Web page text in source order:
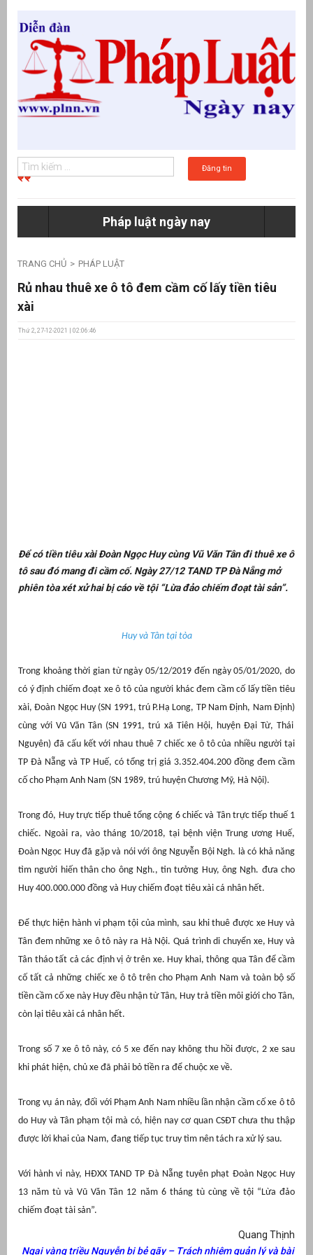
Đăng tin
Pháp luật ngày nay
TRANG CHỦ PHÁP LUẬT
Rủ nhau thuê xe ô tô đem cầm cố lấy tiền tiêu
xài
Thứ 2, 27-12-2021 | 02:06:46
Để có tiền tiêu xài Đoàn Ngọc Huy cùng Vũ Văn Tân đi thuê xe ô
tô sau đó mang đi cầm cố. Ngày 27/12 TAND TP Đà Nẵng mở
phiên tòa xét xử hai bị cáo về tội “Lừa đảo chiếm đoạt tài sản”.
Huy và Tân tại tòa
Trong khoảng thời gian từ ngày 05/12/2019 đến ngày 05/01/2020, do
có ý định chiếm đoạt xe ô tô của người khác đem cầm cố lấy tiền tiêu
xài,Đoàn Ngọc Huy (SN 1991, trú P.Hạ Long, TP Nam Định, Nam Định)
cùng với Vũ Văn Tân (SN 1991, trú xã Tiên Hội, huyện Đại Từ, Thái
Nguyên) đã cấu kết với nhau thuê 7 chiếc xe ô tô của nhiều người tại
TP Đà Nẵng và TP Huế, có tổng trị giá 3.352.404.200 đồng đem cầm
cố cho Phạm Anh Nam (SN 1989, trú huyện Chương Mỹ, Hà Nội).
Trong đó, Huy trực tiếp thuê tổng cộng 6 chiếc và Tân trực tiếp thuế 1
chiếc. Ngoài ra, vào tháng 10/2018, tại bệnh viện Trung ương Huế,
Đoàn Ngọc Huy đã gặp và nói với ông Nguyễn Bội Ngh. là có khả năng
tìm người hiến thân cho ông Ngh., tin tưởng Huy, ông Ngh. đưa cho
Huy 400.000.000 đồng và Huy chiếm đoạt tiêu xài cá nhân hết.
Để thực hiện hành vi phạm tội của mình, sau khi thuê được xe Huy và
Tân đem những xe ô tô này ra Hà Nội. Quá trình di chuyển xe, Huy và
Tân tháo tất cả các định vị ở trên xe. Huy khai, thông qua Tân để cầm
cố tất cả những chiếc xe ô tô trên cho Phạm Anh Nam và toàn bộ số
tiền cầm cố xe này Huy đều nhận từ Tân, Huy trả tiền môi giới cho Tân,
còn lại tiêu xài cá nhân hết.
Trong số 7 xe ô tô này, có 5 xe đến nay không thu hồi được, 2 xe sau
khi phát hiện, chủ xe đã phải bỏ tiền ra để chuộc xe về.
Trong vụ án này, đối với Phạm Anh Nam nhiều lần nhận cầm cố xe ô tô
do Huy và Tân phạm tội mà có, hiện nay cơ quan CSĐT chưa thu thập
được lời khai của Nam, đang tiếp tục truy tìm nên tách ra xử lý sau.
Với hành vi này, HĐXX TAND TP Đà Nẵng tuyên phạt Đoàn Ngọc Huy
13 năm tù vàVũ Văn Tân 12 năm 6 tháng tù cùng về tội “Lừa đảo
chiếm đoạt tài sản”.
Quang Thịnh
Ngai vàng triều Nguyễn bị bẻ gãy – Trách nhiệm quản lý và bài